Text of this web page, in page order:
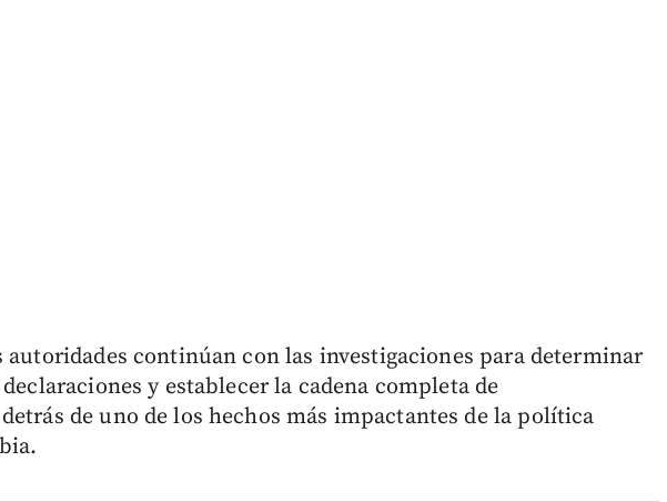
continúan con las investigaciones para determinar
y establecer la cadena completa de
de uno de los hechos más impactantes de la política